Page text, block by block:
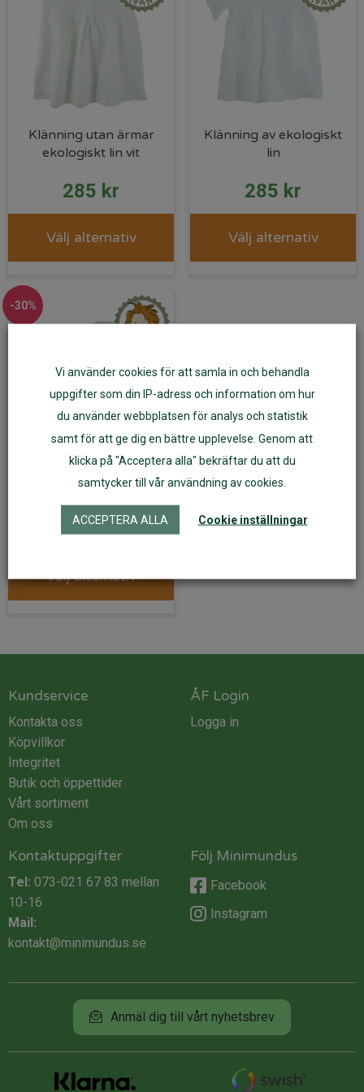
Klänning utan ärmar
ekologiskt lin vit
285 kr
Välj alternativ
Klänning av ekologiskt
lin
285 kr
Välj alternativ
-30%
Solhatt med spänne av
ekologiskt linne vit
149kr 104kr
Välj alternativ
Kundservice
Kontakta oss
Köpvillkor
Integritet
Butik och öppettider
Vårt sortiment
Om oss
ÅF Login
Logga in
Kontaktuppgifter
Tel: 073-021 67 83 mellan
10-16
Mail:
kontakt@minimundus.se
Följ Minimundus
Facebook
Instagram
Anmäl dig till vårt nyhetsbrev
Vi använder cookies för att samla in och behandla
uppgifter som din IP-adress och information om hur
du använder webbplatsen för analys och statistik
samt för att ge dig en bättre upplevelse. Genom att
klicka på "Acceptera alla" bekräftar du att du
samtycker till vår användning av cookies.
ACCEPTERA ALLA Cookie inställningar